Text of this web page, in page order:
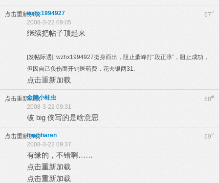
点击重新加载 67#
wzhx1994927
2008-3-22 09:05
继续把帖子顶起来
[发帖际遇]: wzhx1994927挺身而出，阻止萧峰打“段正淳”，阻止成功，
但因自己负伤而开销医药费，花去银两31.
点击重新加载
点击重新加载 68#
金牌小蛀虫
2008-3-22 09:31
破 big 侠写的是啥意思
点击重新加载 69#
haahharen
2008-3-22 09:37
有缘的，不错啊……
点击重新加载
点击重新加载